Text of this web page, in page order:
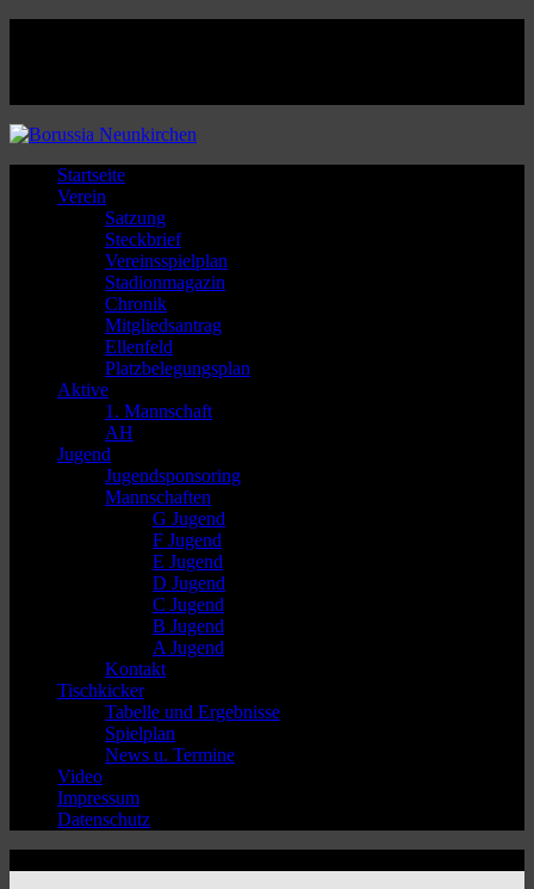
Startseite
Verein
Satzung
Steckbrief
Vereinsspielplan
Stadionmagazin
Chronik
Mitgliedsantrag
Ellenfeld
Platzbelegungsplan
Aktive
1. Mannschaft
AH
Jugend
Jugendsponsoring
Mannschaften
G Jugend
F Jugend
E Jugend
D Jugend
C Jugend
B Jugend
A Jugend
Kontakt
Tischkicker
Tabelle und Ergebnisse
Spielplan
News u. Termine
Video
Impressum
Datenschutz